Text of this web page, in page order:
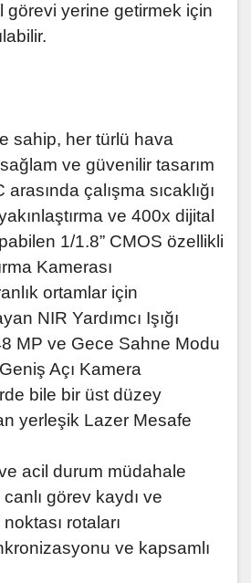
görevi yerine getirmek için
sahip, her türlü hava
ve güvenilir tasarım
çalışma sıcaklığı
ve 400x dijital
1/1.8” CMOS özellikli
Kamerası
ortamlar için
NIR Yardımcı Işığı
MP ve Gece Sahne Modu
Açı Kamera
bile bir üst düzey
yerleşik Lazer Mesafe
acil durum müdahale
görev kaydı ve
rotaları
ve kapsamlı